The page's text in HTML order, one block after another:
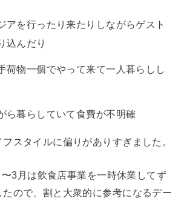
アを行ったり来たりしながらゲスト
込んだり
荷物一個でやって来て一人暮らしし
ら暮らしていて食費が不明確
スタイルに偏りがありすぎました。
3月は飲食店事業を一時休業してず
たので、割と大衆的に参考になるデー